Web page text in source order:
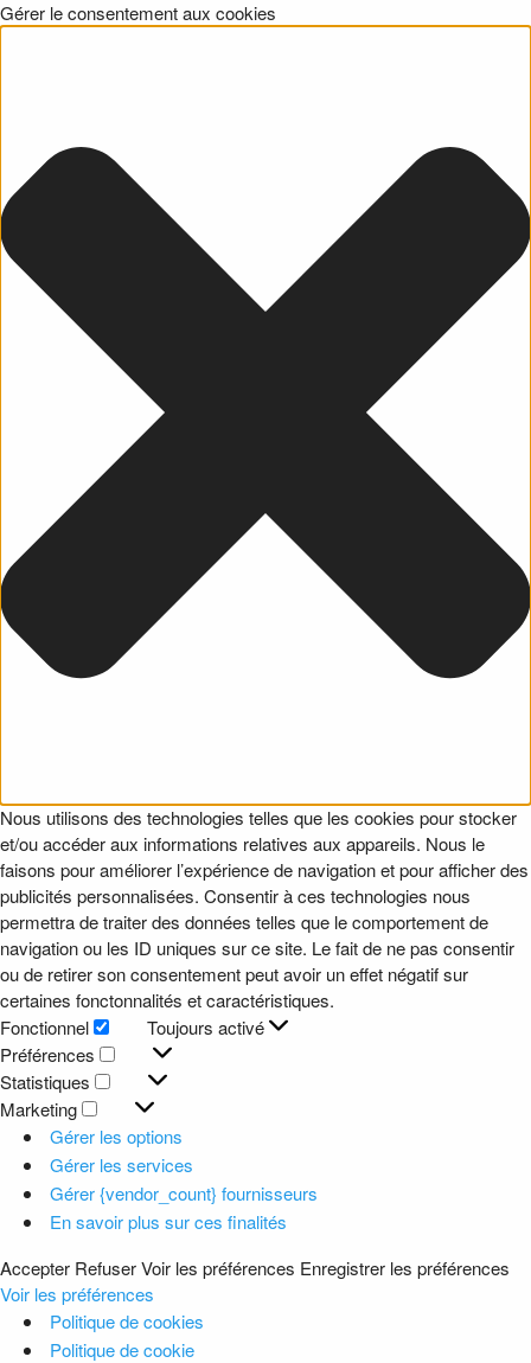
Gérer le consentement aux cookies
Nous utilisons des technologies telles que les cookies pour stocker
et/ou accéder aux informations relatives aux appareils. Nous le
faisons pour améliorer l’expérience de navigation et pour afficher des
publicités personnalisées. Consentir à ces technologies nous
permettra de traiter des données telles que le comportement de
navigation ou les ID uniques sur ce site. Le fait de ne pas consentir
ou de retirer son consentement peut avoir un effet négatif sur
certaines fonctonnalités et caractéristiques.
Fonctionnel
Fonctionnel
Toujours activé
Préférences
Préférences
Statistiques
Statistiques
Marketing
Marketing
Gérer les options
Gérer les services
Gérer {vendor_count} fournisseurs
En savoir plus sur ces finalités
Accepter RefuserVoir les préférences Enregistrer les préférences
Voir les préférences
Politique de cookies
Politique de cookie